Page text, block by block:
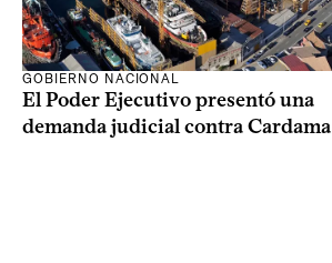
GOBIERNO NACIONAL
El Poder Ejecutivo presentó una
demanda judicial contra Cardama